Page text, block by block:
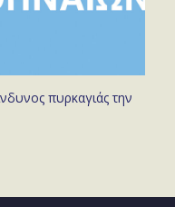
πυρκαγιάς την